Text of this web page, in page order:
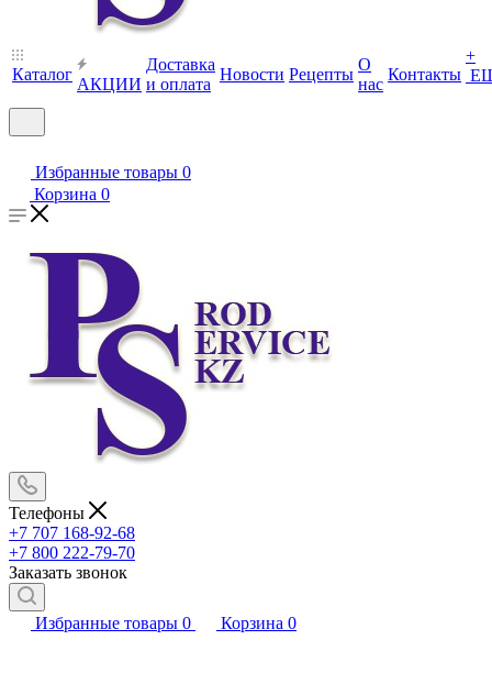
Каталог
АКЦИИ
Доставка
и оплата
Новости Рецепты
О
нас
Контакты
+
Избранные товары 0
Корзина 0
Телефоны
+7 707 168-92-68
+7 800 222-79-70
Заказать звонок
Избранные товары 0 Корзина 0